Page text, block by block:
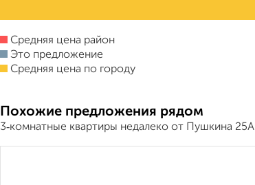
Средняя цена район
Это предложение
Средняя цена по городу
Похожие предложения рядом
3‑комнатные квартиры недалеко от Пушкина 25А